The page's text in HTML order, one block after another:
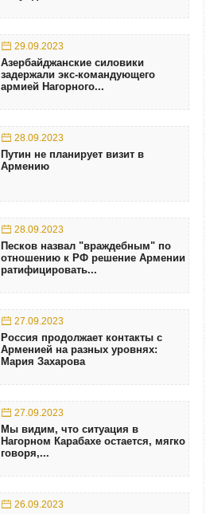
29.09.2023
Азербайджанские силовики
задержали экс-командующего
армией Нагорного...
28.09.2023
Путин не планирует визит в
Армению
28.09.2023
Песков назвал "враждебным" по
отношению к РФ решение Армении
ратифицировать...
27.09.2023
Россия продолжает контакты с
Арменией на разных уровнях:
Мария Захарова
27.09.2023
Мы видим, что ситуация в
Нагорном Карабахе остается, мягко
говоря,...
26.09.2023